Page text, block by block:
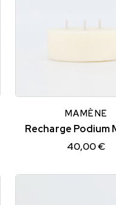
MAMÈNE
40,00 €